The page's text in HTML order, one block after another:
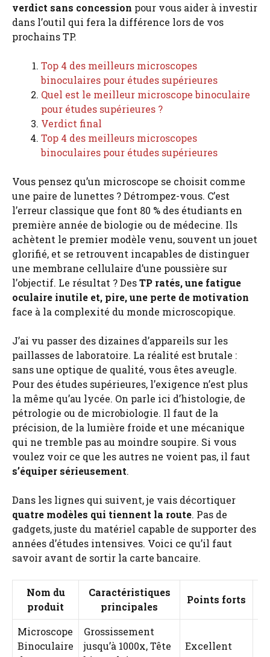
verdict sans concession pour vous aider à investir
dans l’outil qui fera la différence lors de vos
prochains TP.
Top 4 des meilleurs microscopes
binoculaires pour études supérieures
Quel est le meilleur microscope binoculaire
pour études supérieures ?
Verdict final
Top 4 des meilleurs microscopes
binoculaires pour études supérieures
Vous pensez qu’un microscope se choisit comme
une paire de lunettes ? Détrompez-vous. C’est
l’erreur classique que font 80 % des étudiants en
première année de biologie ou de médecine. Ils
achètent le premier modèle venu, souvent un jouet
glorifié, et se retrouvent incapables de distinguer
une membrane cellulaire d’une poussière sur
l’objectif. Le résultat ? DesTP ratés, une fatigue
oculaire inutile et, pire, une perte de motivation
face à la complexité du monde microscopique.
J’ai vu passer des dizaines d’appareils sur les
paillasses de laboratoire. La réalité est brutale :
sans une optique de qualité, vous êtes aveugle.
Pour des études supérieures, l’exigence n’est plus
la même qu’au lycée. On parle ici d’histologie, de
pétrologie ou de microbiologie. Il faut de la
précision, de la lumière froide et une mécanique
qui ne tremble pas au moindre soupire. Si vous
voulez voir ce que les autres ne voient pas, il faut
s’équiper sérieusement.
Dans les lignes qui suivent, je vais décortiquer
quatre modèles qui tiennent la route. Pas de
gadgets, juste du matériel capable de supporter des
années d’études intensives. Voici ce qu’il faut
savoir avant de sortir la carte bancaire.
Nom du
produit
Caractéristiques
principales
Points forts
Microscope
Binoculaire
Grossissement
jusqu’à 1000x, Tête
Excellent